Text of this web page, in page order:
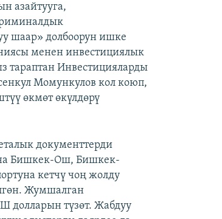
азайтууга,
шаар» долбоорун ишке
менен инвестициялык
тараптан Инвестицияларды
Момункулов кол коюп,
өкмөт өкүлдөрү
документтерди
Бишкек-Ош, Бишкек-
кетчү чоң жолду
Жумшалган
долларын түзөт. Жабдуу